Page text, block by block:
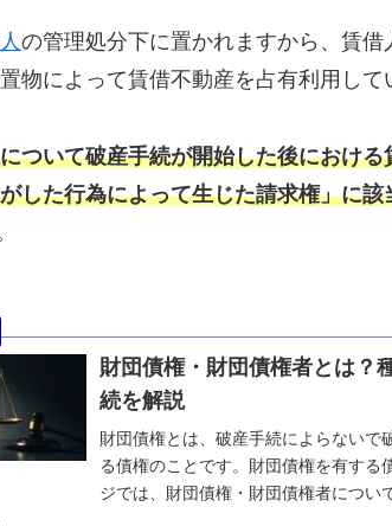
の管理処分下に置かれますから、賃
物によって賃借不動産を占有利用して
ついて破産手続が開始した後におけ
した行為によって生じた請求権」に
財団債権・財団債権者とは？
続を解説
財団債権とは、破産手続によらないで
る債権のことです。財団債権を有する
ジでは、財団債権・財団債権者につい